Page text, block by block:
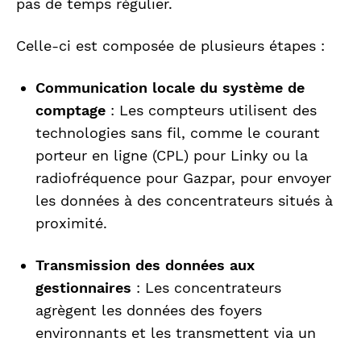
Celle-ci est composée de plusieurs étapes :
Communication locale du système de
comptage : Les compteurs utilisent des
technologies sans fil, comme le courant
porteur en ligne (CPL) pour Linky ou la
radiofréquence pour Gazpar, pour envoyer
les données à des concentrateurs situés à
proximité.
Transmission des données aux
gestionnaires : Les concentrateurs
agrègent les données des foyers
environnants et les transmettent via un